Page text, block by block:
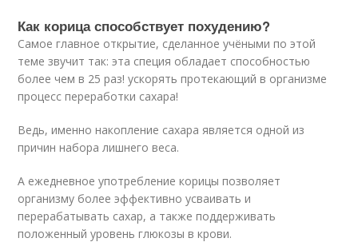
Как корица способствует похудению?
Самое главное открытие, сделанное учёными по этой
теме звучит так: эта специя обладает способностью
более чем в 25 раз! ускорять протекающий в организме
процесс переработки сахара!
Ведь, именно накопление сахара является одной из
причин набора лишнего веса.
А ежедневное употребление корицы позволяет
организму более эффективно усваивать и
перерабатывать сахар, а также поддерживать
положенный уровень глюкозы в крови.